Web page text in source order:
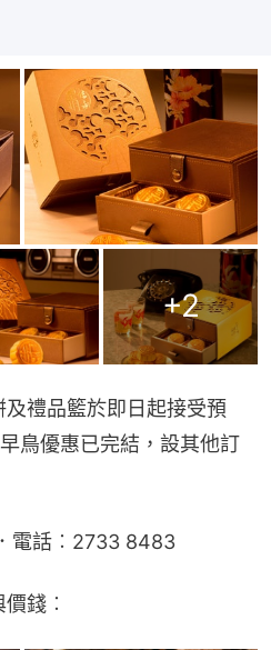
+2
禮品籃於即日起接受預
鳥優惠已完結，設其他訂
電話︰2733 8483
錢︰